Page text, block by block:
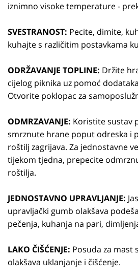
iznimno visoke temperature -
SVESTRANOST: Pecite, dimite,
kuhajte s različitim postavkama
ODRŽAVANJE TOPLINE: Držite
cijelog piknika uz pomoć
Otvorite poklopac za
ODMRZAVANJE: Koristite sustav
smrznute hrane poput odreska i
roštilj zagrijava. Za jednostavne
tijekom tjedna, prepecite
roštilja.
JEDNOSTAVNO UPRAVLJANJE:
upravljački gumb olakšava
pečenja, kuhanja na pari,
LAKO ČIŠĆENJE: Posuda za
olakšava uklanjanje i čišćenje.